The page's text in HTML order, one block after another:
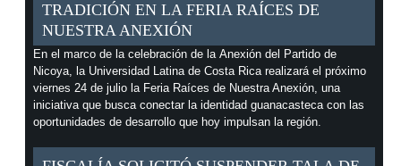
TRADICIÓN EN LA FERIA RAÍCES DE
NUESTRA ANEXIÓN
En el marco de la celebración de la Anexión del Partido de
Nicoya, la Universidad Latina de Costa Rica realizará el próximo
viernes 24 de julio la Feria Raíces de Nuestra Anexión, una
iniciativa que busca conectar la identidad guanacasteca con las
oportunidades de desarrollo que hoy impulsan la región.